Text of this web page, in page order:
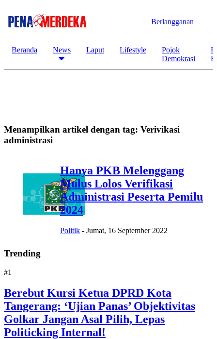
Berlangganan
Beranda News Laput Lifestyle
Pojok
Demokrasi
Menampilkan artikel dengan tag: Verivikasi
administrasi
Hanya PKB Melenggang
Mulus Lolos Verifikasi
Administrasi Peserta Pemilu
2024
Politik - Jumat, 16 September 2022
Trending
#1
Berebut Kursi Ketua DPRD Kota
Tangerang: ‘Ujian Panas’ Objektivitas
Golkar Jangan Asal Pilih, Lepas
Politicking Internal!